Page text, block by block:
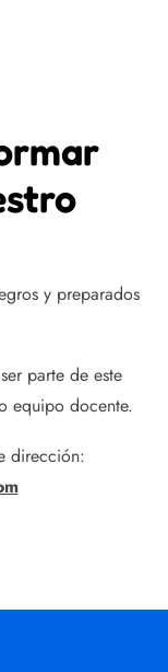
y preparados
parte de este
equipo docente.
dirección: